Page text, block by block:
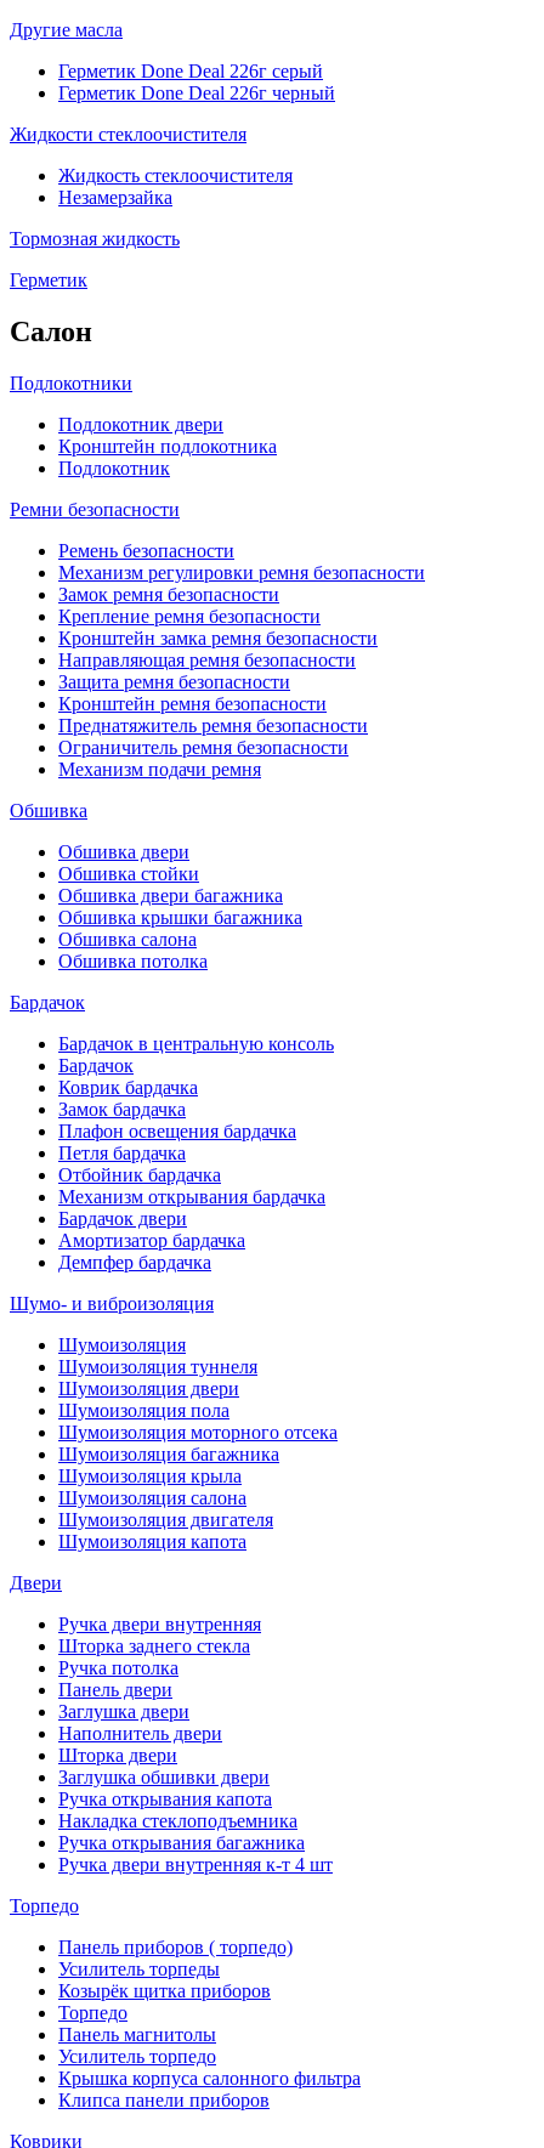
Другие масла
Герметик Done Deal 226г серый
Герметик Done Deal 226г черный
Жидкости стеклоочистителя
Жидкость стеклоочистителя
Незамерзайка
Тормозная жидкость
Герметик
Салон
Подлокотники
Подлокотник двери
Кронштейн подлокотника
Подлокотник
Ремни безопасности
Ремень безопасности
Механизм регулировки ремня безопасности
Замок ремня безопасности
Крепление ремня безопасности
Кронштейн замка ремня безопасности
Направляющая ремня безопасности
Защита ремня безопасности
Кронштейн ремня безопасности
Преднатяжитель ремня безопасности
Ограничитель ремня безопасности
Механизм подачи ремня
Обшивка
Обшивка двери
Обшивка стойки
Обшивка двери багажника
Обшивка крышки багажника
Обшивка салона
Обшивка потолка
Бардачок
Бардачок в центральную консоль
Бардачок
Коврик бардачка
Замок бардачка
Плафон освещения бардачка
Петля бардачка
Отбойник бардачка
Механизм открывания бардачка
Бардачок двери
Амортизатор бардачка
Демпфер бардачка
Шумо- и виброизоляция
Шумоизоляция
Шумоизоляция туннеля
Шумоизоляция двери
Шумоизоляция пола
Шумоизоляция моторного отсека
Шумоизоляция багажника
Шумоизоляция крыла
Шумоизоляция салона
Шумоизоляция двигателя
Шумоизоляция капота
Двери
Ручка двери внутренняя
Шторка заднего стекла
Ручка потолка
Панель двери
Заглушка двери
Наполнитель двери
Шторка двери
Заглушка обшивки двери
Ручка открывания капота
Накладка стеклоподъемника
Ручка открывания багажника
Ручка двери внутренняя к-т 4 шт
Торпедо
Панель приборов ( торпедо)
Усилитель торпеды
Козырёк щитка приборов
Торпедо
Панель магнитолы
Усилитель торпедо
Крышка корпуса салонного фильтра
Клипса панели приборов
Коврики